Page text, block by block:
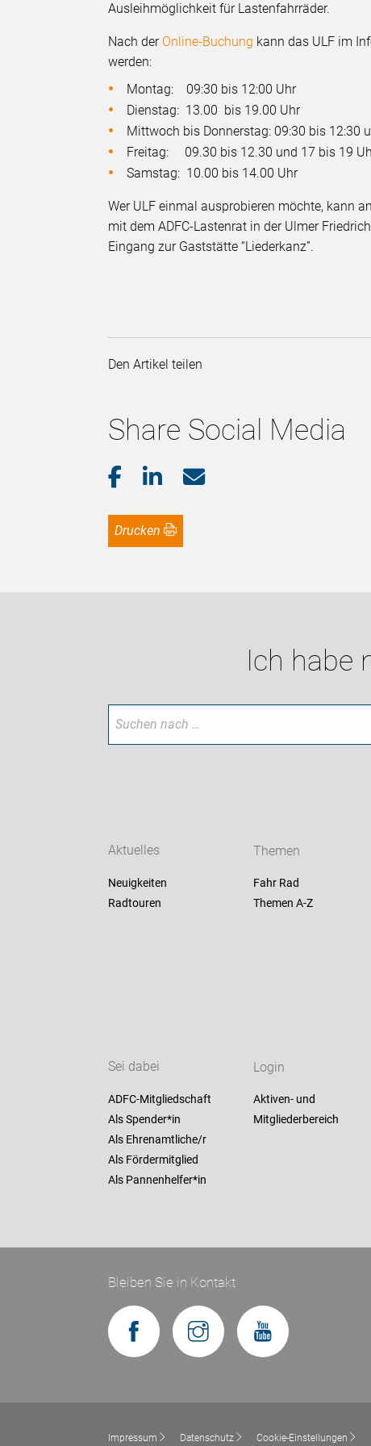
Ausleihmöglichkeit für Lastenfahrräder.
Nach der Online-Buchung kann das ULF im
werden:
Montag: 09:30 bis 12:00 Uhr
Dienstag: 13.00 bis 19.00 Uhr
Mittwoch bis Donnerstag: 09:30 bis 12:30
Freitag: 09.30 bis 12.30 und 17 bis 19
Samstag: 10.00 bis 14.00 Uhr
Wer ULF einmal ausprobieren möchte, kann
mit dem ADFC-Lastenrat in der Ulmer
Eingang zur Gaststätte “Liederkanz”.
Den Artikel teilen
Share Social Media
Drucken
Ich habe
Aktuelles
Neuigkeiten
Radtouren
Themen
Fahr Rad
Themen A-Z
Sei dabei
ADFC-Mitgliedschaft
Als Spender*in
Als Ehrenamtliche/r
Als Fördermitglied
Als Pannenhelfer*in
Login
Aktiven- und
Mitgliederbereich
Bleiben Sie in Kontakt
Impressum Datenschutz Cookie-Einstellungen